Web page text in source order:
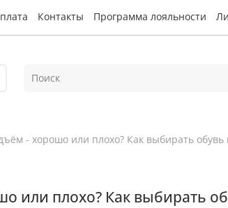
Контакты Программа лояльности
- хорошо или плохо? Как выбирать
или плохо? Как выбирать